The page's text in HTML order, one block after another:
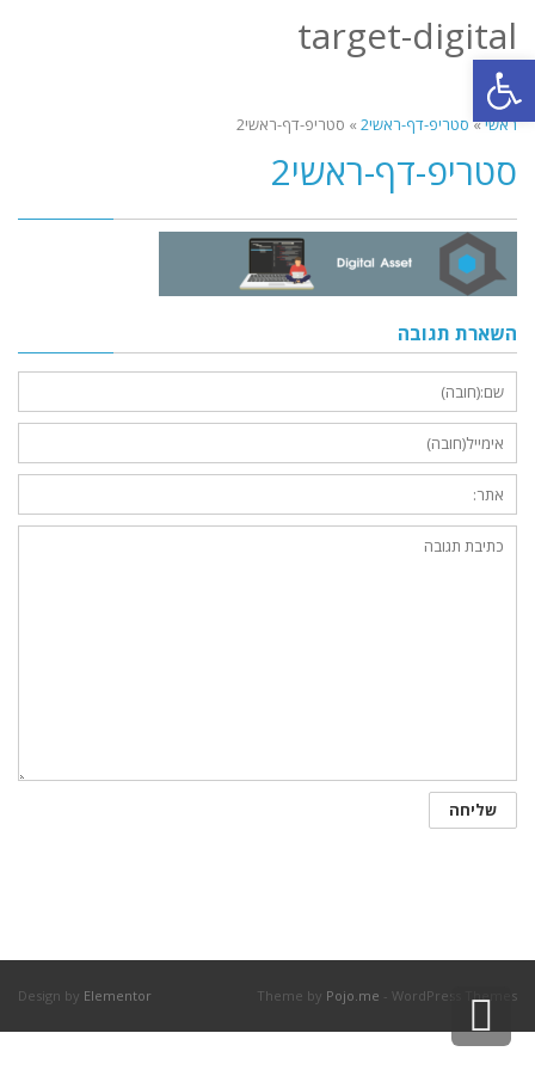
פתח סרגל נגישות
target-digital
ראשי» סטריפ-דף-ראשי2 » סטריפ-דף-ראשי2
סטריפ-דף-ראשי2
השארת תגובה
Theme by Pojo.me - WordPress Themes
Design by Elementor גלילה
לראש